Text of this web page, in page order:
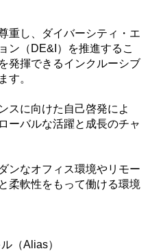
重し、ダイバーシティ・エ
ン（DE&I）を推進するこ
発揮できるインクルーシブ
す。
スに向けた自己啓発によ
ーバルな活躍と成長のチャ
ンなオフィス環境やリモー
柔軟性をもって働ける環境
（Alias）